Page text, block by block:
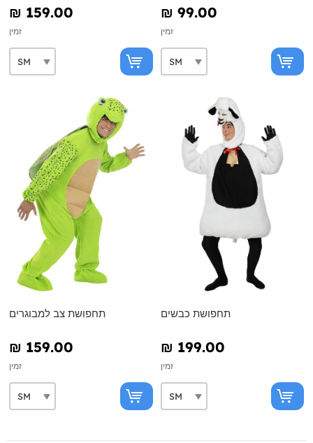
₪‎ 159.00
זמין
₪‎ 99.00
זמין
תחפושת צב למבוגרים
₪‎ 159.00
זמין
תחפושת כבשים
₪‎ 199.00
זמין